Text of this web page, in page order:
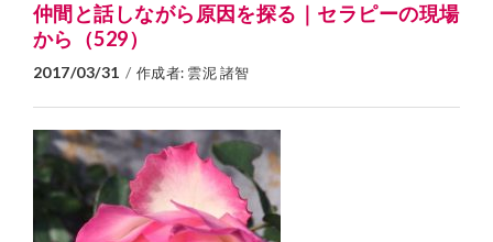
仲間と話しながら原因を探る｜セラピーの現場
から（529）
2017/03/31 / 作成者: 雲泥 諸智